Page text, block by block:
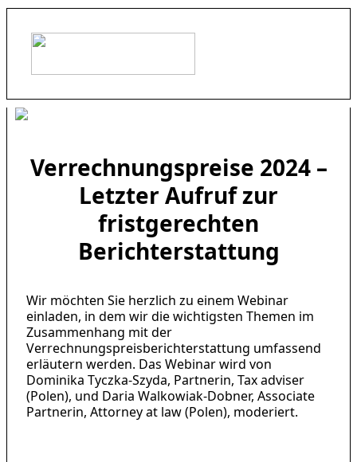
Verrechnungspreise 2024 –
Letzter Aufruf zur
fristgerechten
Berichterstattung
Wir möchten Sie herzlich zu einem Webinar
einladen, in dem wir die wichtigsten Themen im
Zusammenhang mit der
Verrechnungspreisberichterstattung umfassend
erläutern werden. Das Webinar wird von
Dominika Tyczka-Szyda, Partnerin, Tax adviser
(Polen), und Daria Walkowiak-Dobner, Associate
Partnerin, Attorney at law (Polen), moderiert.